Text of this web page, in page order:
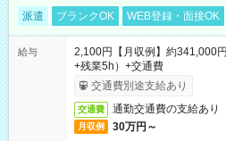
派遣 ブランクOK WEB登録・面接OK
給与
2,100円【月収例】約341,000
+残業5h）+交通費
交通費別途支給あり
交通費 通勤交通費の支給あり
月収例 30万円～